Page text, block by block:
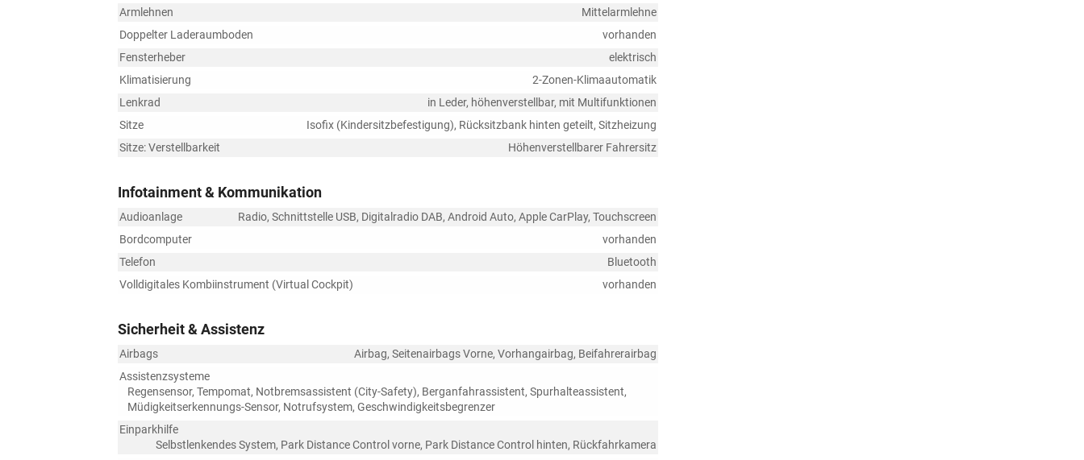
Armlehnen
Mittelarmlehne
Doppelter Laderaumboden
vorhanden
Fensterheber
elektrisch
Klimatisierung
2-Zonen-Klimaautomatik
Lenkrad
in Leder, höhenverstellbar, mit Multifunktionen
Sitze
Isofix (Kindersitzbefestigung), Rücksitzbank hinten geteilt, Sitzheizung
Sitze: Verstellbarkeit
Höhenverstellbarer Fahrersitz
Infotainment & Kommunikation
Audioanlage
Radio, Schnittstelle USB, Digitalradio DAB, Android Auto, Apple CarPlay, Touchscreen
Bordcomputer
vorhanden
Telefon
Bluetooth
Volldigitales Kombiinstrument (Virtual Cockpit)
vorhanden
Sicherheit & Assistenz
Airbags
Airbag, Seitenairbags Vorne, Vorhangairbag, Beifahrerairbag
Assistenzsysteme
Regensensor, Tempomat, Notbremsassistent (City-Safety), Berganfahrassistent, Spurhalteassistent,
Müdigkeitserkennungs-Sensor, Notrufsystem, Geschwindigkeitsbegrenzer
Einparkhilfe
Selbstlenkendes System, Park Distance Control vorne, Park Distance Control hinten, Rückfahrkamera